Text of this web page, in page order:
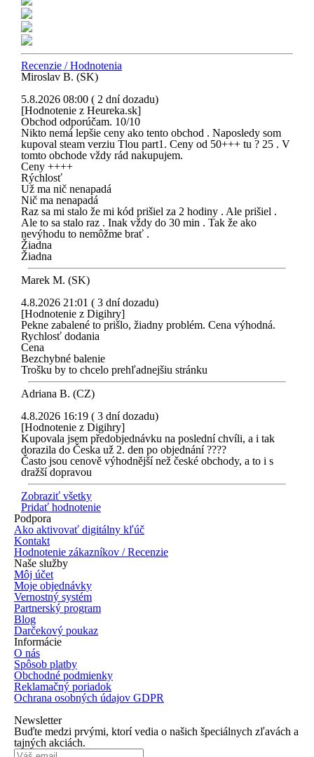
Recenzie / Hodnotenia
Miroslav B. (SK)
5.8.2026 08:00 ( 2 dní dozadu)
[Hodnotenie z Heureka.sk]
Obchod odporúčam. 10/10
Nikto nemá lepšie ceny ako tento obchod . Naposledy som
kupoval steam verziu Tlou part1. Ceny od 50+++ tu ? 25 . V
tomto obchode vždy rád nakupujem.
Ceny ++++
Rýchlosť
Už ma nič nenapadá
Nič ma nenapadá
Raz sa mi stalo že mi kód prišiel za 2 hodiny . Ale prišiel .
Ale to sa stalo raz . Inak vždy do 30 min . Tak že ako
nevýhodu to nemôžme brať .
Žiadna
Žiadna
Marek M. (SK)
4.8.2026 21:01 ( 3 dní dozadu)
[Hodnotenie z Digihry]
Pekne zabalené to prišlo, žiadny problém. Cena výhodná.
Rychlosť dodania
Cena
Bezchybné balenie
Trošku by to chcelo prehľadnejšiu stránku
Adriana B. (CZ)
4.8.2026 16:19 ( 3 dní dozadu)
[Hodnotenie z Digihry]
Kupovala jsem předobjednávku na poslední chvíli, a i tak
dorazila do Česka už 2. den po objednání ????
Často jsou cenově výhodnější než české obchody, a to i s
dražší dopravou
Zobraziť všetky
Pridať hodnotenie
Podpora
Ako aktivovať digitálny kľúč
Kontakt
Hodnotenie zákazníkov / Recenzie
Naše služby
Môj účet
Moje objednávky
Vernostný systém
Partnerský program
Blog
Darčekový poukaz
Informácie
O nás
Spôsob platby
Obchodné podmienky
Reklamačný poriadok
Ochrana osobných údajov GDPR
Newsletter
Buďte medzi prvými, ktorí vedia o našich špeciálnych zľavách a
tajných akciách.